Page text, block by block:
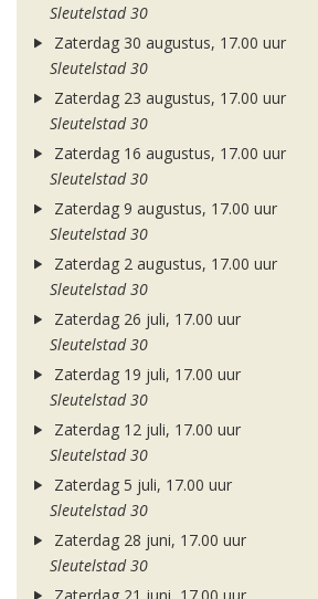
Sleutelstad 30
Zaterdag 30 augustus, 17.00 uur
Sleutelstad 30
Zaterdag 23 augustus, 17.00 uur
Sleutelstad 30
Zaterdag 16 augustus, 17.00 uur
Sleutelstad 30
Zaterdag 9 augustus, 17.00 uur
Sleutelstad 30
Zaterdag 2 augustus, 17.00 uur
Sleutelstad 30
Zaterdag 26 juli, 17.00 uur
Sleutelstad 30
Zaterdag 19 juli, 17.00 uur
Sleutelstad 30
Zaterdag 12 juli, 17.00 uur
Sleutelstad 30
Zaterdag 5 juli, 17.00 uur
Sleutelstad 30
Zaterdag 28 juni, 17.00 uur
Sleutelstad 30